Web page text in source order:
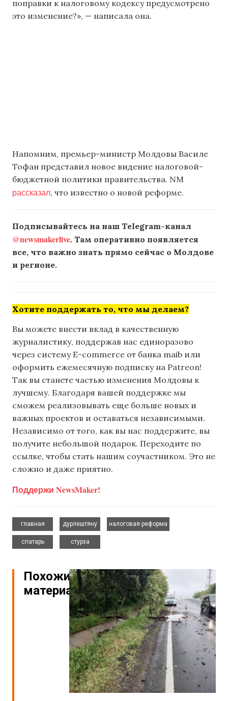
поправки к налоговому кодексу предусмотрено
это изменение?», — написала она.
Напомним, премьер-министр Молдовы Василе
Тофан представил новое видение налоговой-
бюджетной политики правительства. NM
рассказал, что известно о новой реформе.
Подписывайтесь на наш Telegram-канал
@newsmakerlive. Там оперативно появляется
все, что важно знать прямо сейчас о Молдове
и регионе.
Хотите поддержать то, что мы делаем?
Вы можете внести вклад в качественную
журналистику, поддержав нас единоразово
через систему E-commerce от банка maib или
оформить ежемесячную подписку на Patreon!
Так вы станете частью изменения Молдовы к
лучшему. Благодаря вашей поддержке мы
сможем реализовывать еще больше новых и
важных проектов и оставаться независимыми.
Независимо от того, как вы нас поддержите, вы
получите небольшой подарок. Переходите по
ссылке, чтобы стать нашим соучастником. Это не
сложно и даже приятно.
Поддержи NewsMaker!
главная
дурлештяну
налоговая реформа
спатарь
стурза
Похожие
материалы